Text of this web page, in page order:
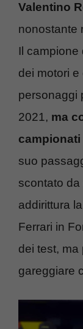
Valentino
nonostante
Il campione
dei motori
personaggi
2021, ma
campionati
suo
scontato da
addirittura
Ferrari in
dei test, ma
gareggiare